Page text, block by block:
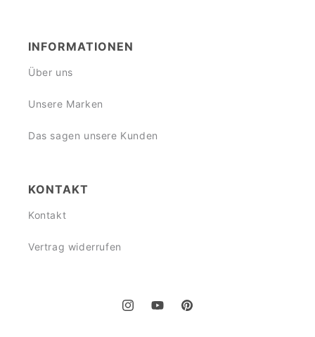
INFORMATIONEN
Über uns
Unsere Marken
Das sagen unsere Kunden
KONTAKT
Kontakt
Vertrag widerrufen
InstagramYouTubePinterest